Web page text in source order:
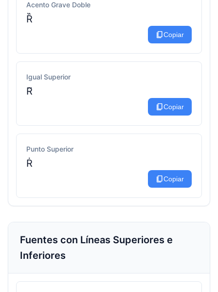
Acento Grave Doble
Ȑ
content_copyCopiar
Igual Superior
R͂
content_copyCopiar
Punto Superior
Ṙ
content_copyCopiar
Fuentes con Líneas Superiores e
Inferiores